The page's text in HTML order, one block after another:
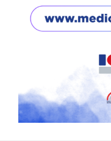
El presidente de la
asistió este jueves a
nuevos subtenientes
Centros de
Formación de
2021.
El acto, se realizó en
ciudad de Mariano